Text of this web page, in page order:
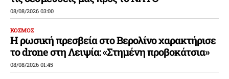
08/08/2026 03:00
ΚΟΣΜΟΣ
Η ρωσική πρεσβεία στο Βερολίνο χαρακτήρισε
το drone στη Λειψία: «Στημένη προβοκάτσια»
08/08/2026 01:45